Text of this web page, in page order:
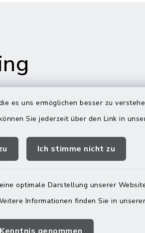
es uns ermöglichen besser zu
Sie jederzeit über den Link in
Ich stimme nicht zu
optimale Darstellung unserer
Informationen finden Sie in
Rathäuser
08:00-12:00 Uhr
Donnerstag zusätzlich:
13:00-18:00 Uhr